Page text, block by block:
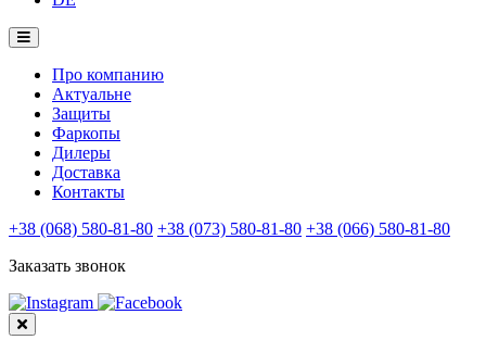
Про компанию
Актуальне
Защиты
Фаркопы
Дилеры
Доставка
Контакты
+38 (068) 580-81-80 +38 (073) 580-81-80 +38 (066) 580-81-80
Заказать звонок